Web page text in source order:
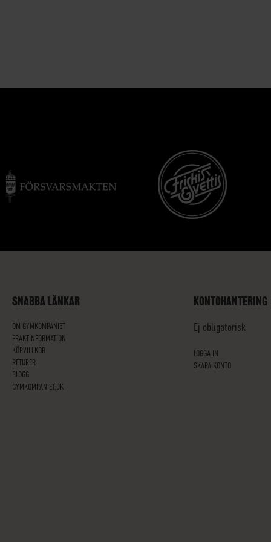
SNABBA LÄNKAR
OM GYMKOMPANIET
FRAKTINFORMATION
KÖPVILLKOR
RETURER
BLOGG
GYMKOMPANIET.DK
KONTOHANTERING
Ej obligatorisk
LOGGA IN
SKAPA KONTO